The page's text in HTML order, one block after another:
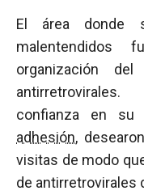
El área donde
malentendidos
organización
confianza en su
adhesión,
visitas de modo
de antirretrovirales